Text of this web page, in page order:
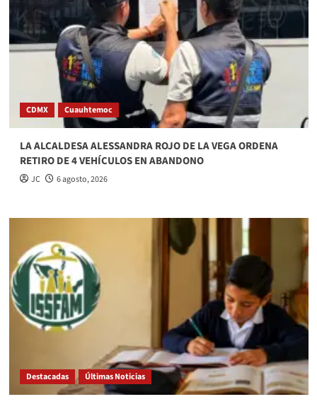
CDMX Cuauhtemoc
LA ALCALDESA ALESSANDRA ROJO DE LA VEGA ORDENA
RETIRO DE 4 VEHÍCULOS EN ABANDONO
JC 6 agosto, 2026
Destacadas Últimas Noticias